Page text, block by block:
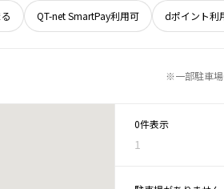
QT-net SmartPay利用可 dポイント利
※一部駐車場
0件表示
1